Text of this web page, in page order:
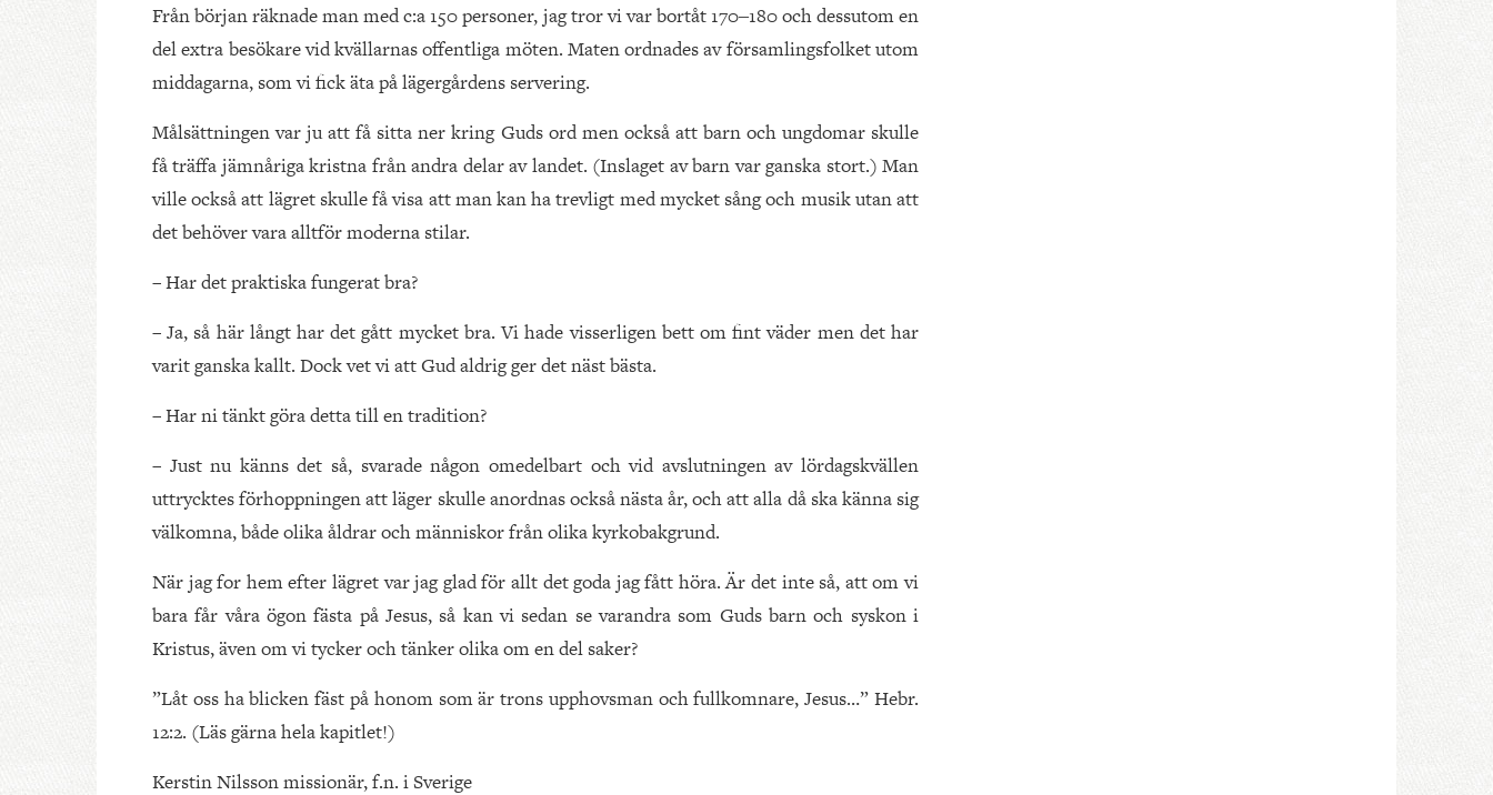
Från början räknade man med c:a 150 personer, jag tror vi var bortåt 170‒180 och dessutom en
del extra besökare vid kvällarnas offentliga möten. Maten ordnades av församlingsfolket utom
middagarna, som vi fick äta på lägergårdens servering.
Målsättningen var ju att få sitta ner kring Guds ord men också att barn och ungdomar skulle
få träffa jämnåriga kristna från andra delar av landet. (Inslaget av barn var ganska stort.) Man
ville också att lägret skulle få visa att man kan ha trevligt med mycket sång och musik utan att
det behöver vara alltför moderna stilar.
– Har det praktiska fungerat bra?
– Ja, så här långt har det gått mycket bra. Vi hade visserligen bett om fint väder men det har
varit ganska kallt. Dock vet vi att Gud aldrig ger det näst bästa.
– Har ni tänkt göra detta till en tradition?
– Just nu känns det så, svarade någon omedelbart och vid avslutningen av lördagskvällen
uttrycktes förhoppningen att läger skulle anordnas också nästa år, och att alla då ska känna sig
välkomna, både olika åldrar och människor från olika kyrkobakgrund.
När jag for hem efter lägret var jag glad för allt det goda jag fått höra. Är det inte så, att om vi
bara får våra ögon fästa på Jesus, så kan vi sedan se varandra som Guds barn och syskon i
Kristus, även om vi tycker och tänker olika om en del saker?
”Låt oss ha blicken fäst på honom som är trons upphovsman och fullkomnare, Jesus…” Hebr.
12:2. (Läs gärna hela kapitlet!)
Kerstin Nilsson missionär, f.n. i Sverige